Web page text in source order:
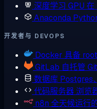
深度学习 GPU 在
Anaconda
开发者与 DEVOPS
Docker 具备
GitLab 自托管
数据库 Postgres
代码服务器 浏览
n8n 全天候运行